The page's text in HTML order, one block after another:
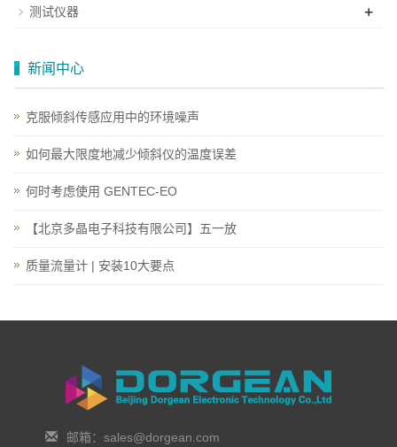
测试仪器 +
新闻中心
克服倾斜传感应用中的环境噪声
如何最大限度地减少倾斜仪的温度误差
何时考虑使用 GENTEC-EO
【北京多晶电子科技有限公司】五一放
质量流量计 | 安装10大要点
邮箱：sales@dorgean.com